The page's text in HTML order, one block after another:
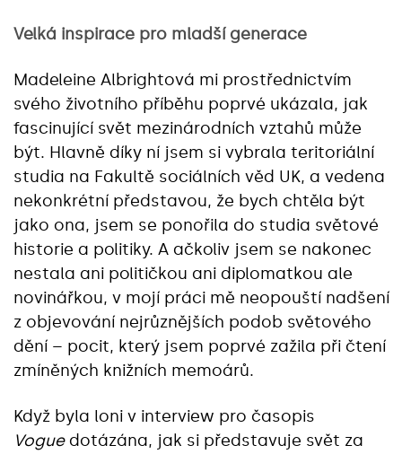
Velká inspirace pro mladší generace
Madeleine Albrightová mi prostřednictvím
svého životního příběhu poprvé ukázala, jak
fascinující svět mezinárodních vztahů může
být. Hlavně díky ní jsem si vybrala teritoriální
studia na Fakultě sociálních věd UK, a vedena
nekonkrétní představou, že bych chtěla být
jako ona, jsem se ponořila do studia světové
historie a politiky. A ačkoliv jsem se nakonec
nestala ani političkou ani diplomatkou ale
novinářkou, v mojí práci mě neopouští nadšení
z objevování nejrůznějších podob světového
dění – pocit, který jsem poprvé zažila při čtení
zmíněných knižních memoárů.
Když byla loni v interview pro časopis
Voguedotázána, jak si představuje svět za